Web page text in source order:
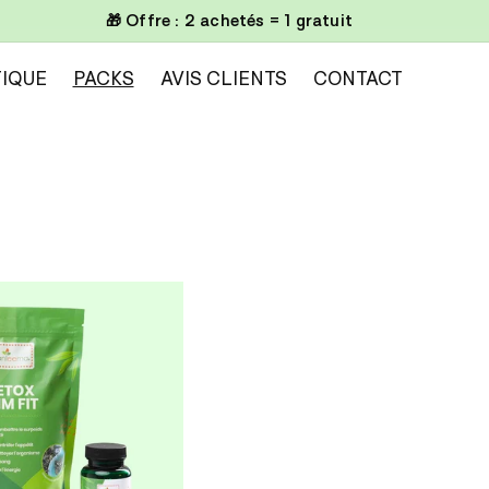
🎁 Offre : 2 achetés = 1 gratuit
PACKS AVIS CLIENTS CONTACT